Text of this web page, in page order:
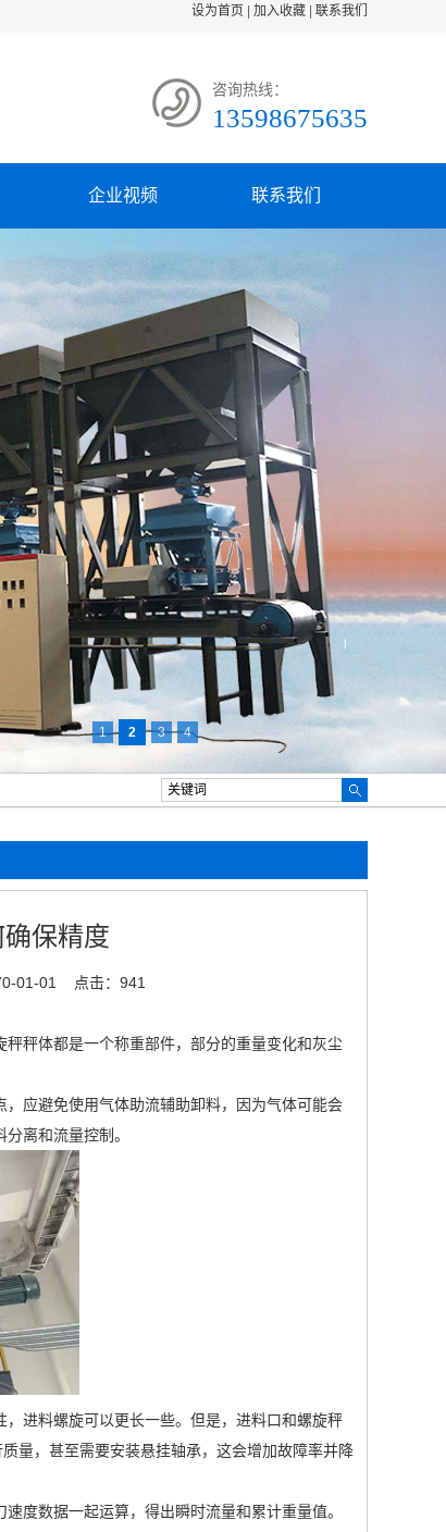
设为首页 加入收藏 联系我们
咨询热线：
13598675635
企业视频 联系我们
1 2 3 4
保精度
01-01
点击：941
秤体都是一个称重部件，部分的重量变化和灰尘
应避免使用气体助流辅助卸料，因为气体可能会
离和流量控制。
进料螺旋可以更长一些。但是，进料口和螺旋秤
量，甚至需要安装悬挂轴承，这会增加故障率并降
数据一起运算，得出瞬时流量和累计重量值。